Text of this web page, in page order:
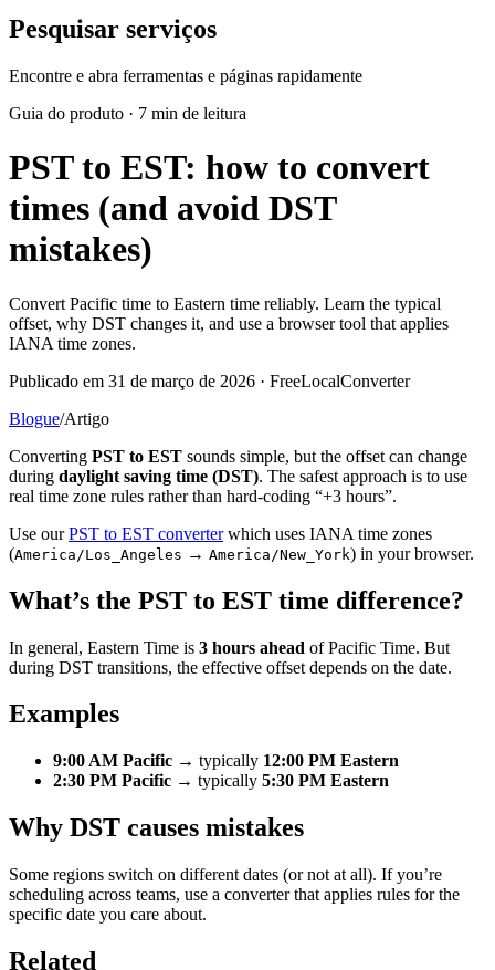
Pesquisar serviços
Encontre e abra ferramentas e páginas rapidamente
Guia do produto · 7 min de leitura
PST to EST: how to convert
times (and avoid DST
mistakes)
Convert Pacific time to Eastern time reliably. Learn the typical
offset, why DST changes it, and use a browser tool that applies
IANA time zones.
Publicado em 31 de março de 2026 · FreeLocalConverter
Blogue/Artigo
Converting PST to EST sounds simple, but the offset can change
during daylight saving time (DST). The safest approach is to use
real time zone rules rather than hard-coding “+3 hours”.
Use our PST to EST converter which uses IANA time zones
(America/Los_Angeles → America/New_York) in your browser.
What’s the PST to EST time difference?
In general, Eastern Time is 3 hours ahead of Pacific Time. But
during DST transitions, the effective offset depends on the date.
Examples
9:00 AM Pacific → typically 12:00 PM Eastern
2:30 PM Pacific → typically 5:30 PM Eastern
Why DST causes mistakes
Some regions switch on different dates (or not at all). If you’re
scheduling across teams, use a converter that applies rules for the
specific date you care about.
Related